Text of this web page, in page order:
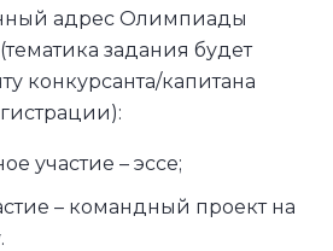
адрес Олимпиады
задания будет
конкурсанта/капитана
участие – эссе;
– командный проект на